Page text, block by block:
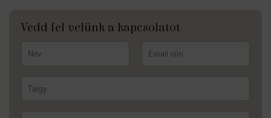
Vedd fel velünk a kapcsolatot